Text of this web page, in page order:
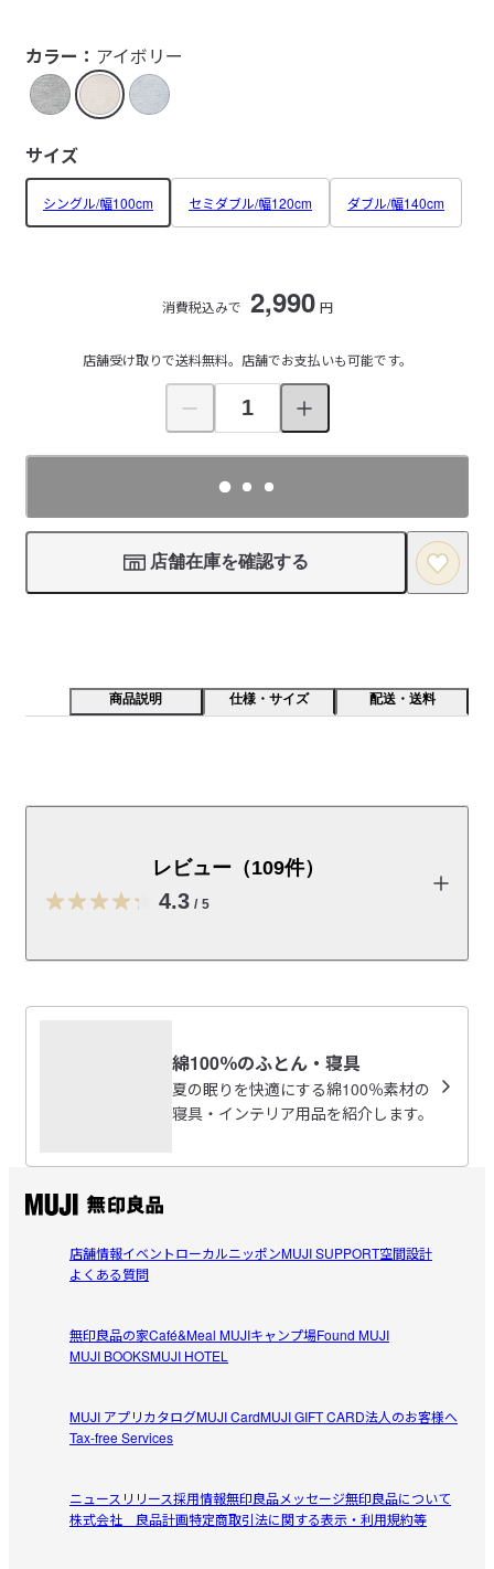
カラー： アイボリー
サイズ
シングル/幅100cm セミダブル/幅120cm ダブル/幅140cm
消費税込みで 2,990 円
店舗受け取りで送料無料。店舗でお支払いも可能です。
店舗在庫を確認する
商品説明 仕様・サイズ 配送・送料
生地に特殊加工を施し、表面の毛羽立ちを抑えてなめらかに仕
レビュー（109件）
4.3 / 5
思っていた程ひんやり感は感じませんが、サラッとしてい
て良いです。
参考になった（0人）
2026/08/04
肌触りがさらっとしていて、暑い日でも気持ちよく眠れま
寝心地が快適です。洗濯しても乾きやすく、お手入れが簡
単なのも気に入りました。夏の寝具として満足していま
とまたま
2026/08/04
涼しい　肌に優しい
綿100％のふとん・寝具
夏の眠りを快適にする綿100％素材の
寝具・インテリア用品を紹介します。
店舗情報イベントローカルニッポンMUJI SUPPORT空間設計
よくある質問
無印良品の家Café&Meal MUJIキャンプ場Found MUJI
MUJI BOOKSMUJI HOTEL
MUJI アプリカタログMUJI CardMUJI GIFT CARD法人のお客様へ
Tax-free Services
ニュースリリース採用情報無印良品メッセージ無印良品について
株式会社 良品計画特定商取引法に関する表示・利用規約等